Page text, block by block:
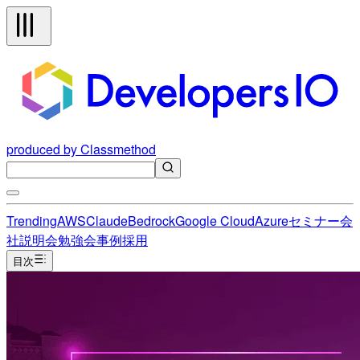
produced by Classmethod
TrendingAWSClaudeBedrockGoogle CloudAzureセミナー会
社説明会勉強会事例採用
目次